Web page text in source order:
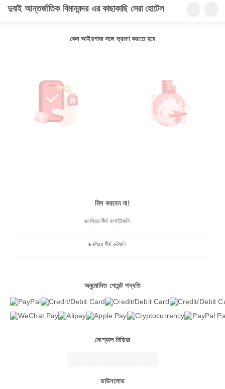
দুবাই আন্তর্জাতিক বিমানবন্দর এর কাছাকাছি সেরা হোটেল
কেন আইরপাজ সঙ্গে ভ্রমণ করতে হবে
মিস করবেন না!
জনপ্রিয় শীর্ষ ফ্লাইটগুলি
জনপ্রিয় শীর্ষ রুটগুলি
অনুমোদিত পেমেন্ট পদ্ধতি
সোশ্যাল মিডিয়া
ডাউনলোড